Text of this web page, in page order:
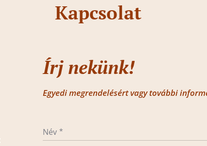
Kapcsolat
Írj nekünk!
Egyedi megrendelésért vagy további
Név